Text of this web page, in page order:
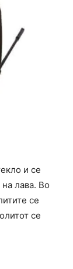
и се
лава. Во
се
се